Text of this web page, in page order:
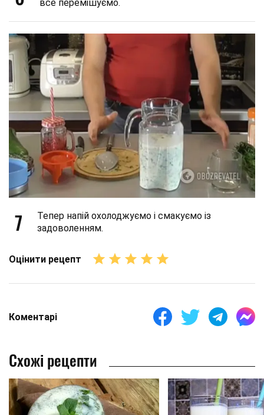
все перемішуємо.
7
Тепер напій охолоджуємо і смакуємо із
задоволенням.
Оцінити рецепт
Коментарі
Схожі рецепти